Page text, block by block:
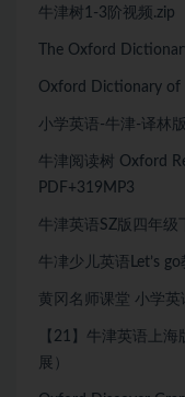
牛津树1-3阶视频.zip
The Oxford
Oxford Dictionary of
小学英语-牛津-译林版
牛津阅读树 Oxford
PDF+319MP3
牛津英语SZ版四年级
牛冿少儿英语Let’s
黄冈名师课堂 小学
【21】牛津英语上
展）